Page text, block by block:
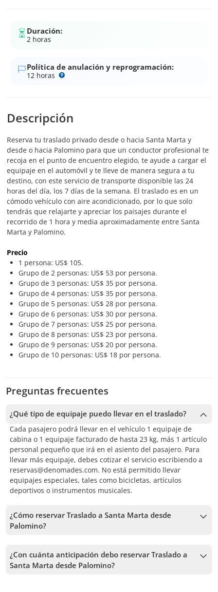
Duración:
2 horas
Política de anulación y reprogramación:
12 horas
Descripción
Reserva tu traslado privado desde o hacia Santa Marta y
desde o hacia Palomino para que un conductor profesional te
recoja en el punto de encuentro elegido, te ayude a cargar el
equipaje en el automóvil y te lleve de manera segura a tu
destino, con este servicio de transporte disponible las 24
horas del día, los 7 días de la semana. El traslado es en un
cómodo vehículo con aire acondicionado, por lo que solo
tendrás que relajarte y apreciar los paisajes durante el
recorrido de 1 hora y media aproximadamente entre Santa
Marta y Palomino.
Precio
1 persona: US$ 105.
Grupo de 2 personas: US$ 53 por persona.
Grupo de 3 personas: US$ 35 por persona.
Grupo de 4 personas: US$ 35 por persona.
Grupo de 5 personas: US$ 28 por persona.
Grupo de 6 personas: US$ 30 por persona.
Grupo de 7 personas: US$ 25 por persona.
Grupo de 8 personas: US$ 23 por persona.
Grupo de 9 personas: US$ 20 por persona.
Grupo de 10 personas: US$ 18 por persona.
Preguntas frecuentes
¿Qué tipo de equipaje puedo llevar en el traslado?
Cada pasajero podrá llevar en el vehículo 1 equipaje de
cabina o 1 equipaje facturado de hasta 23 kg, más 1 artículo
personal pequeño que irá en el asiento del pasajero. Para
llevar más equipaje, debes cotizar el servicio escribiendo a
reservas@denomades.com. No está permitido llevar
equipajes especiales, tales como bicicletas, artículos
deportivos o instrumentos musicales.
¿Cómo reservar Traslado a Santa Marta desde
Palomino?
debes elegir la fecha y seguir los pasos en el sitio web. En el
carrito podrás agregar más tours antes de confirmar tu
reserva.
¿Con cuánta anticipación debo reservar Traslado a
Santa Marta desde Palomino?